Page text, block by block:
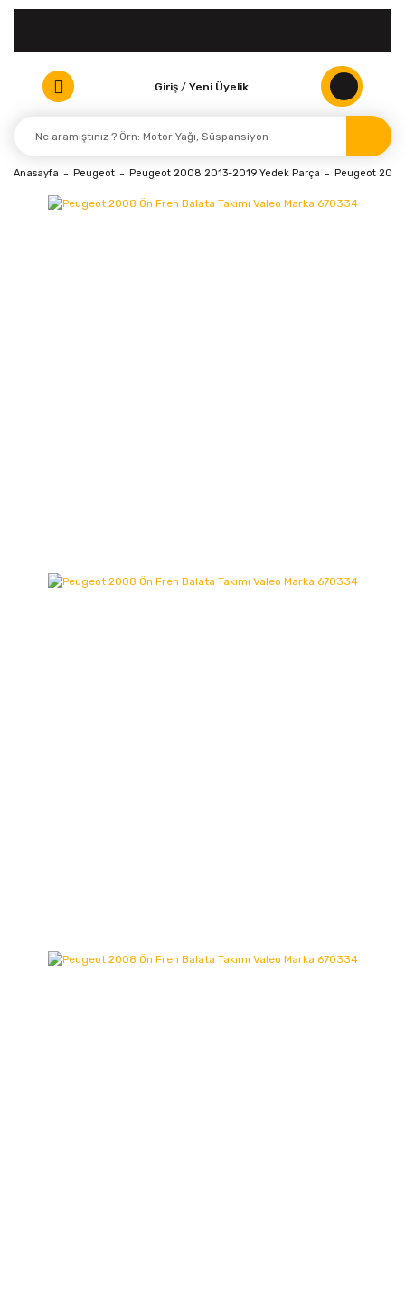
Giriş / Yeni Üyelik
Anasayfa Peugeot Peugeot 2008 2013-2019 Yedek Parça Peugeot